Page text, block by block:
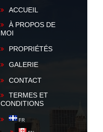
ACCUEIL
À PROPOS DE
MOI
PROPRIÉTÉS
GALERIE
CONTACT
TERMES ET
CONDITIONS
FR